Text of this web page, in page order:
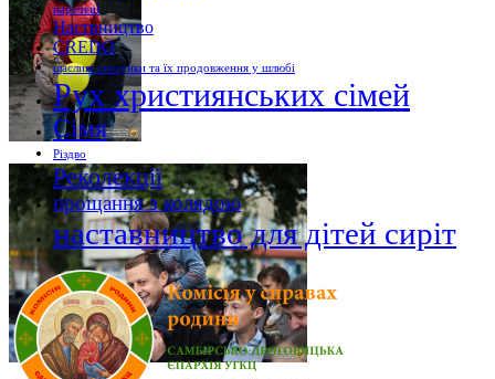
наречені
Наствництво
CREDO
щасливі стосунки та їх продовження у шлюбі
Рух християнських сімей
Сімя
Різдво
Реколекції
прощання з колядою
наставництво для дітей сиріт